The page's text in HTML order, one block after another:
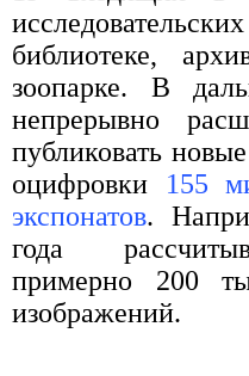
библиотеке,
зоопарке. В
непрерывно
публиковать
оцифровки 155
экспонатов.
года
примерно 200
изображений.